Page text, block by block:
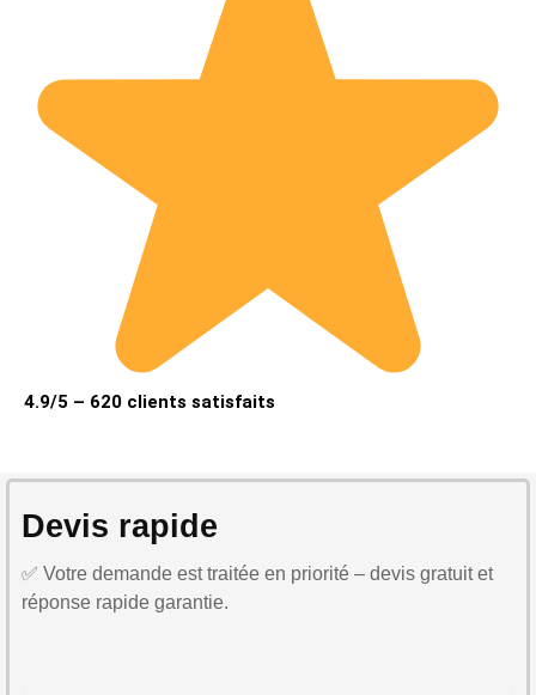
4.9/5 – 620 clients satisfaits
Devis rapide
✅ Votre demande est traitée en priorité – devis gratuit et
réponse rapide garantie.